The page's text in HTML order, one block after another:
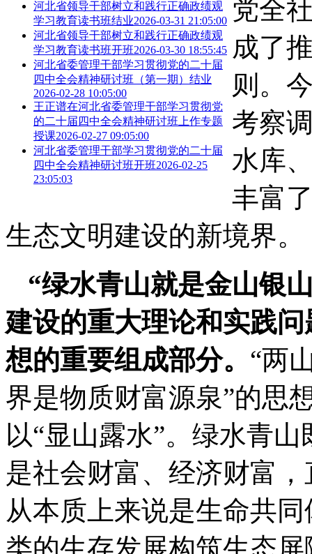
河北省领导干部树立和践行正确政绩观
学习教育读书班结业2026-03-31 21:05:00
河北省领导干部树立和践行正确政绩观
学习教育读书班开班2026-03-30 18:55:45
河北省委管理干部学习贯彻党的二十届
四中全会精神研讨班（第一期）结业
2026-02-28 10:05:00
王正谱在河北省委管理干部学习贯彻党
的二十届四中全会精神研讨班上作专题
授课2026-02-27 09:05:00
河北省委管理干部学习贯彻党的二十届
四中全会精神研讨班开班2026-02-25
23:05:03
党全
成了
则。
考察
水库
丰富
生态文明建设的新境界。
“绿水青山就是金山银
建设的重大理论和实践
想的重要组成部分。 “两
界是物质财富源泉”的思
以“显山露水”。绿水青
是社会财富、经济财富
从本质上来说是生命共
类的生存发展构筑生态